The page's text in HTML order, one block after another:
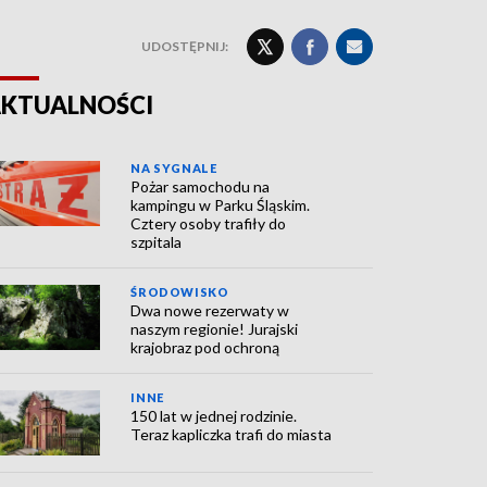
UDOSTĘPNIJ:
NA SYGNALE
Pożar samochodu na
kampingu w Parku Śląskim.
Cztery osoby trafiły do
szpitala
ŚRODOWISKO
Dwa nowe rezerwaty w
naszym regionie! Jurajski
krajobraz pod ochroną
INNE
150 lat w jednej rodzinie.
Teraz kapliczka trafi do miasta